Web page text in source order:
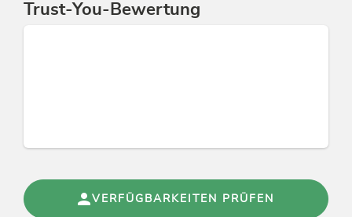
Links
Alpbachtal Card inklusive
Trust-You-Bewertung
VERFÜGBARKEITEN PRÜFEN